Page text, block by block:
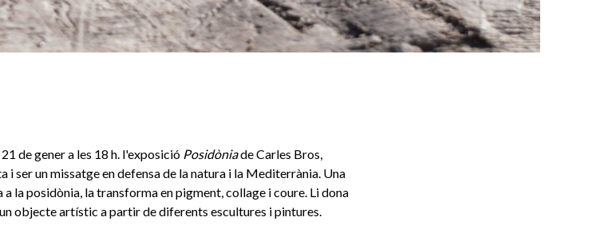
de gener a les 18 h. l'exposició Posidòniade Carles Bros,
ser un missatge en defensa de la natura i la Mediterrània. Una
la posidònia, la transforma en pigment, collage i coure. Li dona
objecte artístic a partir de diferents escultures i pintures.